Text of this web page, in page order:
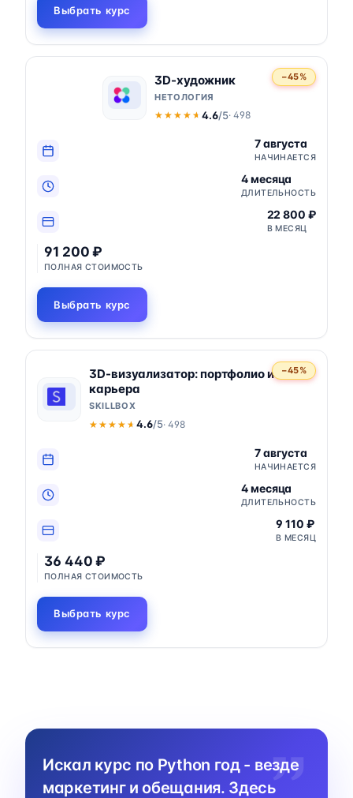
Выбрать курс
−45%
3D-художник
НЕТОЛОГИЯ
★★★★★
★★★★★ 4.6/5· 498
7 августа
НАЧИНАЕТСЯ
4 месяца
ДЛИТЕЛЬНОСТЬ
22 800 ₽
В МЕСЯЦ
91 200 ₽
ПОЛНАЯ СТОИМОСТЬ
Выбрать курс
−45%
3D-визуализатор: портфолио и
карьера
SKILLBOX
★★★★★
★★★★★ 4.6/5· 498
7 августа
НАЧИНАЕТСЯ
4 месяца
ДЛИТЕЛЬНОСТЬ
9 110 ₽
В МЕСЯЦ
36 440 ₽
ПОЛНАЯ СТОИМОСТЬ
Выбрать курс
Искал курс по Python год - везде
маркетинг и обещания. Здесь